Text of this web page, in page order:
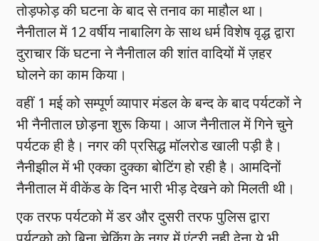
तोड़फोड़ की घटना के बाद से तनाव का माहौल था।
नैनीताल में 12 वर्षीय नाबालिग के साथ धर्म विशेष वृद्ध द्वारा
दुराचार किं घटना ने नैनीताल की शांत वादियों में ज़हर
घोलने का काम किया।
वहीं 1 मई को सम्पूर्ण व्यापार मंडल के बन्द के बाद पर्यटकों ने
भी नैनीताल छोड़ना शुरू किया। आज नैनीताल में गिने चुने
पर्यटक ही है। नगर की प्रसिद्ध मॉलरोड खाली पड़ी है।
नैनीझील में भी एक्का दुक्का बोटिंग हो रही है। आमदिनों
नैनीताल में वीकेंड के दिन भारी भीड़ देखने को मिलती थी।
एक तरफ पर्यटको में डर और दुसरी तरफ पुलिस द्वारा